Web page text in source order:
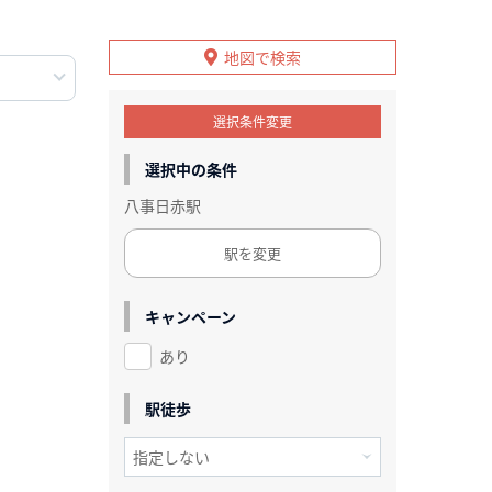
地図で検索
選択条件変更
選択中の条件
八事日赤駅
駅を変更
キャンペーン
あり
駅徒歩